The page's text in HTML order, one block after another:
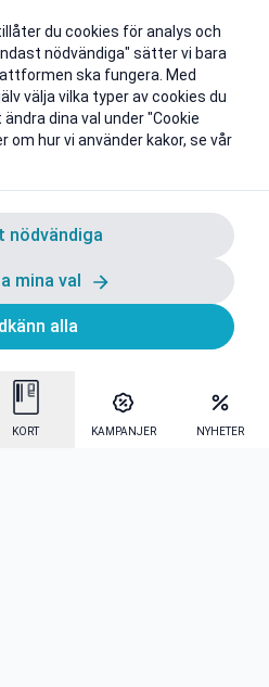
KORT KAMPANJER NYHETER
du cookies för analys och
nödvändiga" sätter vi bara
ska fungera. Med
välja vilka typer av cookies du
dina val under "Cookie
om hur vi använder kakor, se vår
nödvändiga
mina val
alla